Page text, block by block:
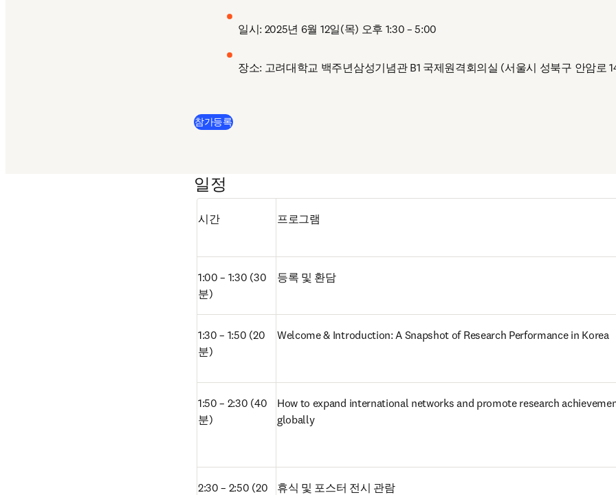
일시: 2025년 6월 12일(목) 오후 1:30 – 5:00
장소: 고려대학교 백주년삼성기념관 B1 국제원격회의실 (서울시 성북구 안암로
참가등록(
일정
시간 프로그램
1:00 – 1:30 (30
분)
등록 및 환담
1:30 – 1:50 (20
분)
Welcome & Introduction: A Snapshot of Research Performance in Korea
1:50 – 2:30 (40
분)
How to expand international networks and promote research
globally
2:30 – 2:50 (20
휴식 및 포스터 전시 관람